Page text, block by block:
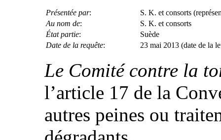
Présentée par:
S. K. et consorts
Au nom de:
S. K. et consorts
État partie:
Suède
Date de la requête: 23 mai 2013 (date de la
Le Comité contre la
l’article 17 de la
autres peines ou